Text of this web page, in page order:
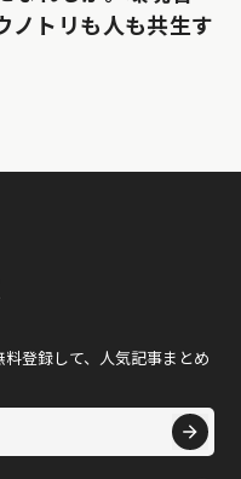
ノトリも人も共生す
登録して、人気記事まとめ